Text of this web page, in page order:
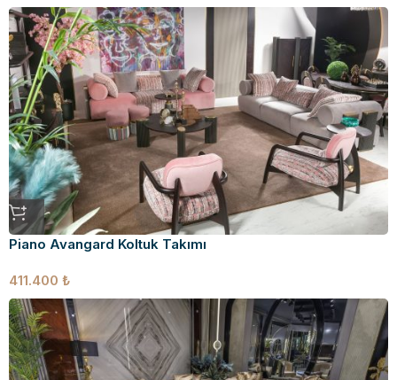
Piano Avangard Koltuk Takımı
411.400 ₺